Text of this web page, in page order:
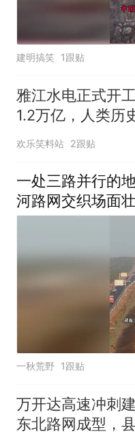
建明搞笑 1跟贴
雅江水电正式开
1.2万亿，人类历
基建工程要来了
欢乐笑料站 2跟贴
一处三路并行的
河路网交织场面
一秋荒野 1跟贴
万开达高速冲刺
东北路网成型，